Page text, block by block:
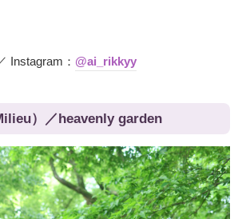
Instagram： @ai_rikkyy
）／heavenly garden